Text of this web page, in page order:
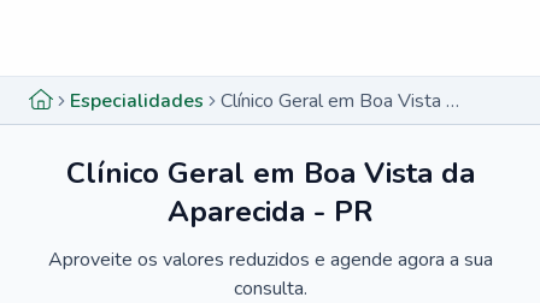
Especialidades Clínico Geral em Boa Vista da Aparecida - PR
Clínico Geral em Boa Vista da
Aparecida - PR
Aproveite os valores reduzidos e agende agora a sua
consulta.